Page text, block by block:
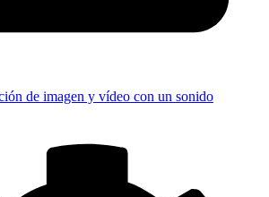
de imagen y vídeo con un sonido